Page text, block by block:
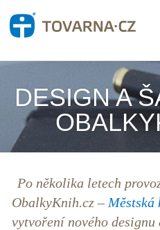
DESIGN A
Po několika letech
ObalkyKnih.cz – Městská
vytvoření nového designu